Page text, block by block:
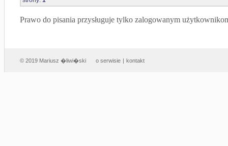
Prawo do pisania przysługuje tylko zalogowanym
© 2019 Mariusz �liwi�ski o serwisie | kontakt